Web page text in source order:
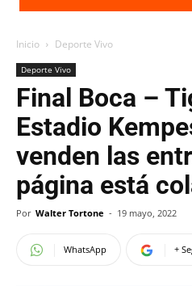
Inicio Deporte Vivo
Deporte Vivo
Final Boca –
Estadio
venden las
página está
Por Walter Tortone - 19 mayo, 2022
WhatsApp +